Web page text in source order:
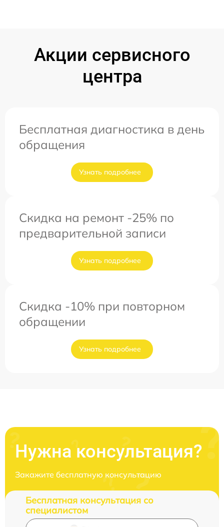
Акции сервисного
центра
Бесплатная диагностика в день
обращения
Узнать подробнее
Скидка на ремонт -25% по
предварительной записи
Узнать подробнее
Скидка -10% при повторном
обращении
Узнать подробнее
Нужна консультация?
Закажите бесплатную консультацию
Бесплатная консультация со
специалистом